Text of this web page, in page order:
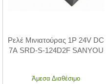
Ρελέ Μινιατούρας 1P 24V DC
7A SRD-S-124D2F SANYOU
Άμεσα Διαθέσιμο